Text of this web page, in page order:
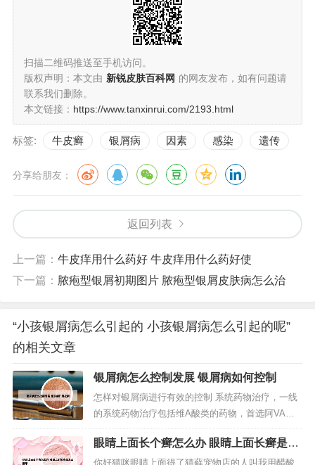
扫描二维码推送至手机访问。
版权声明：本文由 新锐皮肤百科网 的网友发布，如有问题请
联系我们删除。
本文链接： https://www.tanxinrui.com/2193.html
标签: 牛皮癣 银屑病 因素 感染 遗传
分享给朋友：
返回列表
上一篇： 牛皮痒用什么药好 牛皮痒用什么药好使
下一篇： 脓疱型银屑初期图片 脓疱型银屑皮肤病怎么治
“小孩银屑病怎么引起的 小孩银屑病怎么引起的呢”
的相关文章
银屑病怎么控制发展 银屑病如何控制
怎样对银屑病进行有效的控制 系统药物治疗，一线
的系统药物治疗包括维A酸类的药物，首选阿VA，
然后就是免疫抑制剂，例如甲氨蝶呤，环孢素。皮
肤病最常用的治疗方法就是外用涂抹膏类的药物，
银屑病也不例外，也要使用药膏来治疗，这是治疗
眼睛上面长个癣怎么办 眼睛上面长癣是怎
么回事
你好猫咪眼睛上面得了猫藓宠物店的人叫我用醋酸